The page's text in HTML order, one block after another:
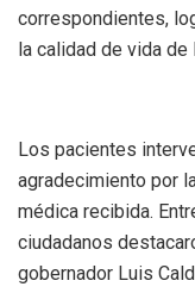
correspondientes,
la calidad de vida
Los pacientes
agradecimiento por
médica recibida.
ciudadanos
gobernador Luis